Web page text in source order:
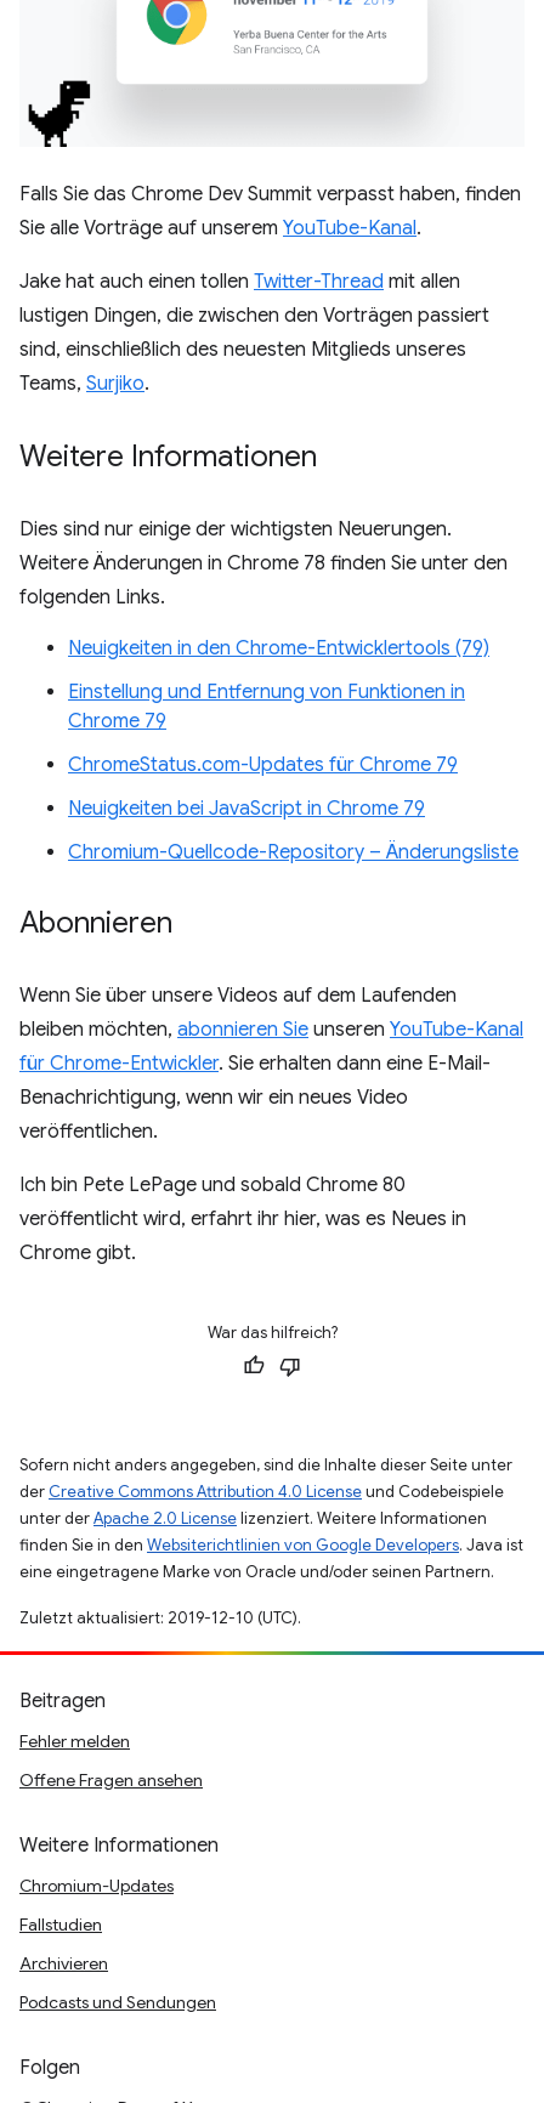
Falls Sie das Chrome Dev Summit verpasst haben, finden
Sie alle Vorträge auf unserem YouTube-Kanal.
Jake hat auch einen tollen Twitter-Thread mit allen
lustigen Dingen, die zwischen den Vorträgen passiert
sind, einschließlich des neuesten Mitglieds unseres
Teams, Surjiko.
Weitere Informationen
Dies sind nur einige der wichtigsten Neuerungen.
Weitere Änderungen in Chrome 78 finden Sie unter den
folgenden Links.
Neuigkeiten in den Chrome-Entwicklertools (79)
Einstellung und Entfernung von Funktionen in
Chrome 79
ChromeStatus.com-Updates für Chrome 79
Neuigkeiten bei JavaScript in Chrome 79
Chromium-Quellcode-Repository – Änderungsliste
Abonnieren
Wenn Sie über unsere Videos auf dem Laufenden
bleiben möchten, abonnieren Sie unseren YouTube-Kanal
für Chrome-Entwickler. Sie erhalten dann eine E-Mail-
Benachrichtigung, wenn wir ein neues Video
veröffentlichen.
Ich bin Pete LePage und sobald Chrome 80
veröffentlicht wird, erfahrt ihr hier, was es Neues in
Chrome gibt.
War das hilfreich?
Sofern nicht anders angegeben, sind die Inhalte dieser Seite unter
der Creative Commons Attribution 4.0 Licenseund Codebeispiele
unter derApache 2.0 Licenselizenziert. Weitere Informationen
finden Sie in den Websiterichtlinien von Google Developers. Java ist
eine eingetragene Marke von Oracle und/oder seinen Partnern.
Zuletzt aktualisiert: 2019-12-10 (UTC).
Beitragen
Fehler melden
Offene Fragen ansehen
Weitere Informationen
Chromium-Updates
Fallstudien
Archivieren
Podcasts und Sendungen
Folgen